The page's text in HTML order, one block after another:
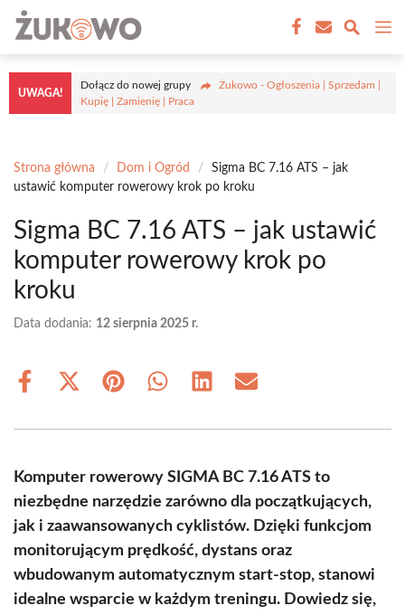
Przejdź
treści
UWAGA!
Dołącz do nowej grupy
Żukowo - Ogłoszenia | Sprzedam |
Kupię | Zamienię | Praca
Strona główna / Dom i Ogród /
Sigma BC 7.16 ATS – jak
ustawić komputer rowerowy krok po kroku
Sigma BC 7.16 ATS – jak ustawić
komputer rowerowy krok po
kroku
Data dodania: 12 sierpnia 2025 r.
Share
Share
(Twitter)
Share Share Share Share
Komputer rowerowy SIGMA BC 7.16 ATS to
niezbędne narzędzie zarówno dla początkujących,
jak i zaawansowanych cyklistów. Dzięki funkcjom
monitorującym prędkość, dystans oraz
wbudowanym automatycznym start-stop, stanowi
idealne wsparcie w każdym treningu. Dowiedz się,